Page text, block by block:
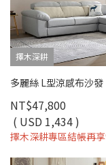
擇木深耕
NT$47,800
( USD 1,434 )
擇木深耕專區結帳再